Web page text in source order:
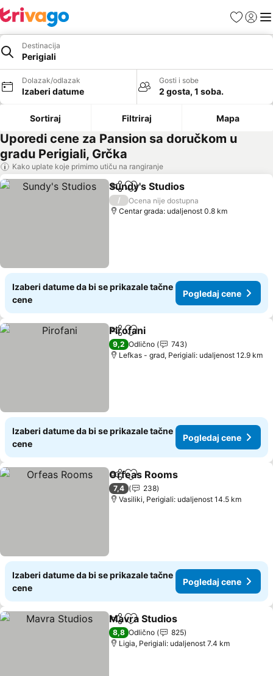
FavoritiPrijavi
Destinacija
Perigiali
Dolazak/odlazak
Izaberi datume
Gosti i sobe
2 gosta, 1 soba.
Sortiraj Filtriraj Mapa
Uporedi cene za Pansion sa doručkom u
gradu Perigiali, Grčka
Kako uplate koje primimo utiču na rangiranje
Deli Dodati u favorite
Sundy's Studios
/
Ocena nije dostupna
Centar grada: udaljenost 0.8 km
Izaberi datume da bi se prikazale tačne
cene
Pogledaj cene
Deli Dodati u favorite
Pirofani
9,2 Odlično
743
Lefkas - grad, Perigiali: udaljenost 12.9 km
Izaberi datume da bi se prikazale tačne
cene
Pogledaj cene
Deli Dodati u favorite
Orfeas Rooms
7,4
238
Vasiliki, Perigiali: udaljenost 14.5 km
Izaberi datume da bi se prikazale tačne
cene
Pogledaj cene
Deli Dodati u favorite
Mavra Studios
8,8 Odlično
825
Ligia, Perigiali: udaljenost 7.4 km